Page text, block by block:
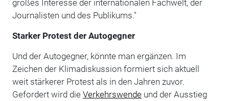
großes Interesse der internationalen Fachwelt, der
Journalisten und des Publikums."
Starker Protest der Autogegner
Und der Autogegner, könnte man ergänzen. Im
Zeichen der Klimadiskussion formiert sich aktuell
weit stärkerer Protest als in den Jahren zuvor.
Gefordert wird die Verkehrswendeund der Ausstieg